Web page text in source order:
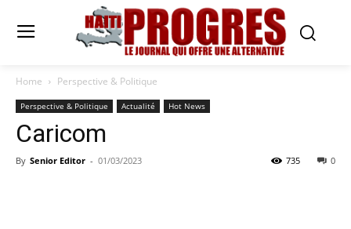
Home Perspective & Politique
Perspective & Politique Actualité Hot News
Caricom
By Senior Editor - 01/03/2023 0
735